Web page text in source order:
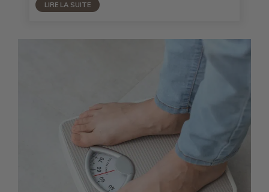
LIRE LA SUITE